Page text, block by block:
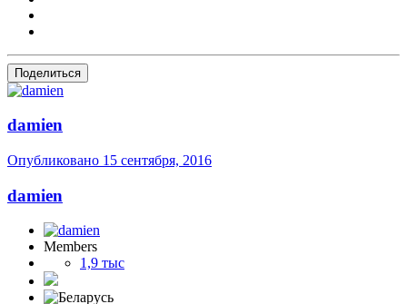
Поделиться
dаmien
Опубликовано 15 сентября, 2016
dаmien
Members
1,9 тыс